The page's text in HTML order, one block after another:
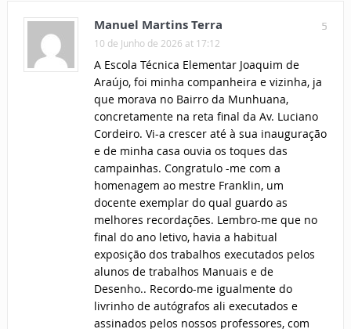
5
Manuel Martins Terra
10 de Junho de 2026 at 17:12
A Escola Técnica Elementar Joaquim de
Araújo, foi minha companheira e vizinha, ja
que morava no Bairro da Munhuana,
concretamente na reta final da Av. Luciano
Cordeiro. Vi-a crescer até à sua inauguração
e de minha casa ouvia os toques das
campainhas. Congratulo -me com a
homenagem ao mestre Franklin, um
docente exemplar do qual guardo as
melhores recordações. Lembro-me que no
final do ano letivo, havia a habitual
exposição dos trabalhos executados pelos
alunos de trabalhos Manuais e de
Desenho.. Recordo-me igualmente do
livrinho de autógrafos ali executados e
assinados pelos nossos professores, com